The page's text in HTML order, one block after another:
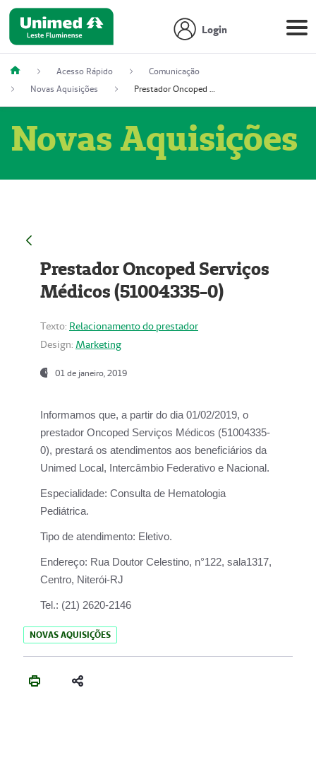
Login
Acesso Rápido
Comunicação
Novas Aquisições
Prestador Oncoped Serviços Médicos (51004335-0)
Novas Aquisições
Prestador Oncoped Serviços
Médicos (51004335-0)
Texto: Relacionamento do prestador
Design: Marketing
01 de janeiro, 2019
Informamos que, a partir do dia 01/02/2019, o
prestador Oncoped Serviços Médicos (51004335-
0), prestará os atendimentos aos beneficiários da
Unimed Local, Intercâmbio Federativo e Nacional.
Especialidade: Consulta de Hematologia
Pediátrica.
Tipo de atendimento: Eletivo.
Endereço: Rua Doutor Celestino, n°122, sala1317,
Centro, Niterói-RJ
Tel.: (21) 2620-2146
NOVAS AQUISIÇÕES